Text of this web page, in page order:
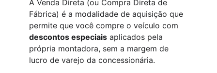
A Venda Direta (ou Compra Direta de
Fábrica) é a modalidade de aquisição que
permite que você compre o veículo com
descontos especiais aplicados pela
própria montadora, sem a margem de
lucro de varejo da concessionária.